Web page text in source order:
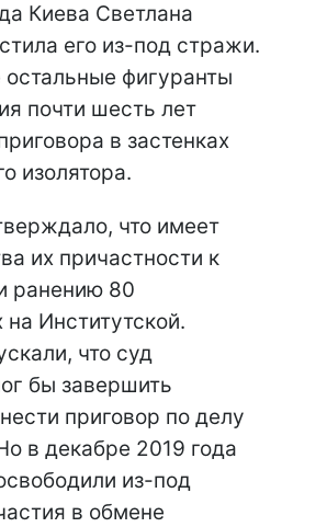
Киева Светлана
его из-под стражи.
остальные фигуранты
почти шесть лет
в застенках
изолятора.
что имеет
их причастности к
ранению 80
Институтской.
что суд
бы завершить
приговор по делу
в декабре 2019 года
из-под
в обмене